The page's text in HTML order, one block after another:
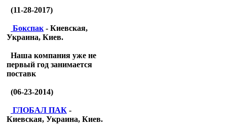
(11-28-2017)
Бокспак - Киевская,
Украина, Киев.
Наша компания уже не
первый год занимается
поставк
(06-23-2014)
ГЛОБАЛ ПАК -
Киевская, Украина, Киев.